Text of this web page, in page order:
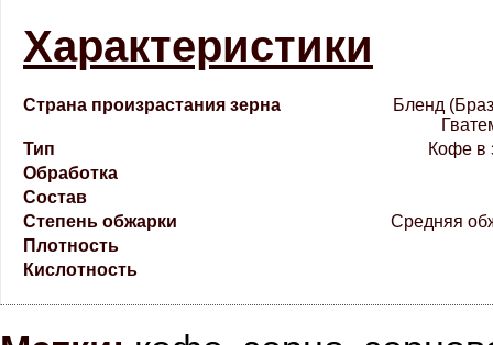
Характеристики
Страна произрастания зерна
Бленд
Тип
Кофе в
Обработка
Состав
Степень обжарки
Средняя
Плотность
Кислотность